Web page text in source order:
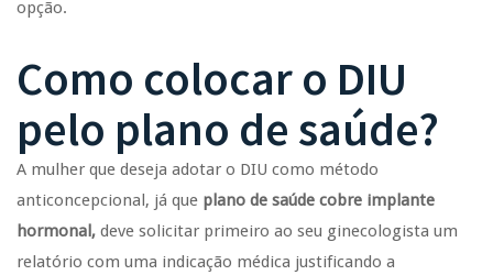
opção.
Como colocar o DIU
pelo plano de saúde?
A mulher que deseja adotar o DIU como método
anticoncepcional, já que plano de saúde cobre implante
hormonal, deve solicitar primeiro ao seu ginecologista um
relatório com uma indicação médica justificando a